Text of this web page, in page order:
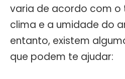
varia de acordo com o
clima e a umidade do
entanto, existem
que podem te ajudar: